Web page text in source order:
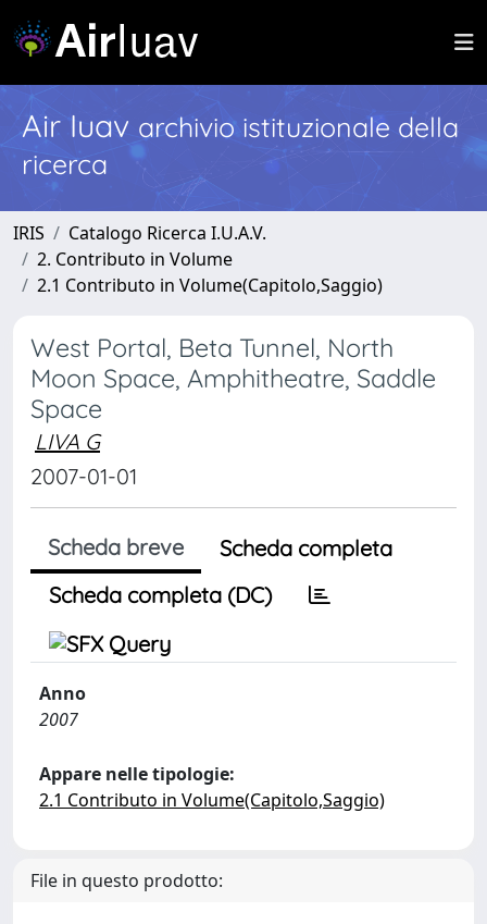
Air Iuav archivio istituzionale della
ricerca
IRIS
Catalogo Ricerca I.U.A.V.
2. Contributo in Volume
2.1 Contributo in Volume(Capitolo,Saggio)
West Portal, Beta Tunnel, North
Moon Space, Amphitheatre, Saddle
Space
LIVA G
2007-01-01
Scheda breve
Scheda completa
Scheda completa (DC)
Anno
2007
Appare nelle tipologie:
2.1 Contributo in Volume(Capitolo,Saggio)
File in questo prodotto: